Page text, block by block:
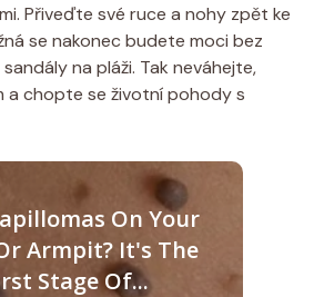
Přiveďte své ruce a nohy zpět ke
se ‌nakonec ⁤budete moci bez
na pláži. Tak neváhejte,
a chopte⁣ se životní pohody s
On Your
Armpit? It's The
Stage Of...